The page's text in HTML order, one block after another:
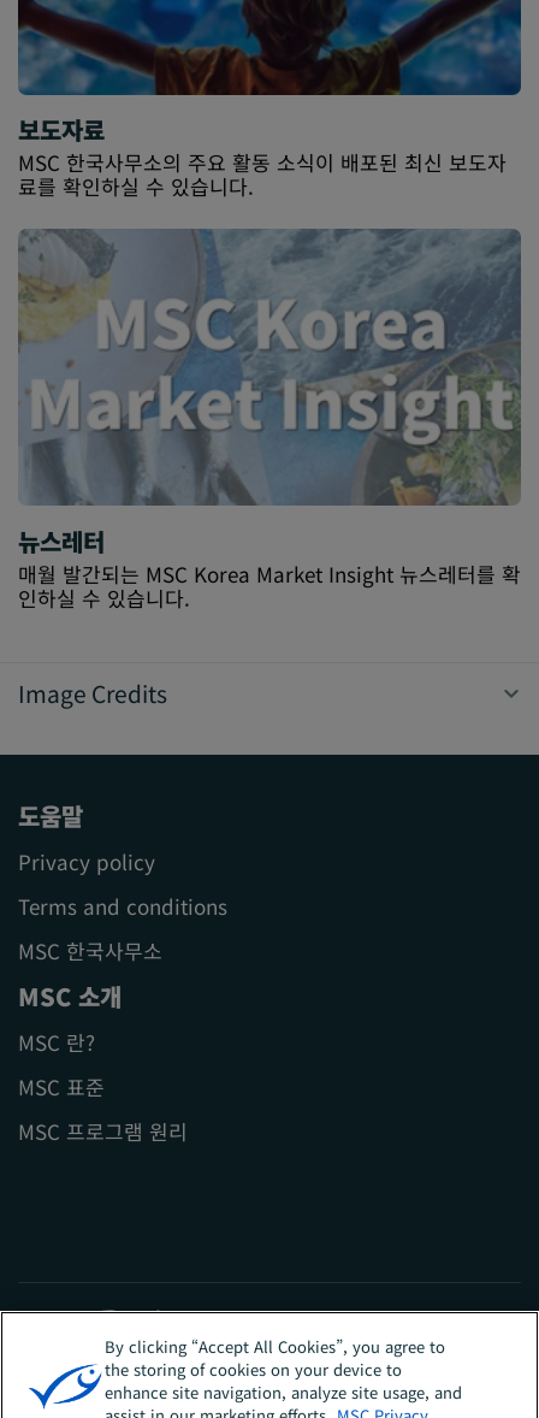
보도자료
MSC 한국사무소의 주요 활동 소식이 배포된 최신 보도자
료를 확인하실 수 있습니다.
뉴스레터
매월 발간되는 MSC Korea Market Insight 뉴스레터를 확
인하실 수 있습니다.
Image Credits
도움말
Privacy policy
Terms and conditions
MSC 한국사무소
MSC 소개
MSC 란?
MSC 표준
MSC 프로그램 원리
Sites
대한민국
By clicking “Accept All Cookies”, you agree to
the storing of cookies on your device to
enhance site navigation, analyze site usage, and